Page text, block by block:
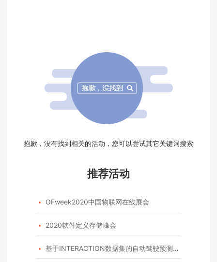
抱歉，没有找到相关的活动，您可以尝试其它关键词搜索
推荐活动
 OFweek2020中国物联网在线展会
 2020软件定义存储峰会
 基于INTERACTION数据集的自动驾驶预测模型挑战赛